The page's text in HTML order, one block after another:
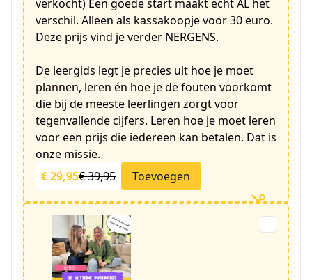
verkocht) Een goede start maakt echt AL het
verschil. Alleen als kassakoopje voor 30 euro.
Deze prijs vind je verder NERGENS.
De leergids legt je precies uit hoe je moet
plannen, leren én hoe je de fouten voorkomt
die bij de meeste leerlingen zorgt voor
tegenvallende cijfers. Leren hoe je moet leren
voor een prijs die iedereen kan betalen. Dat is
onze missie.
€ 29,95€ 39,95 Toevoegen